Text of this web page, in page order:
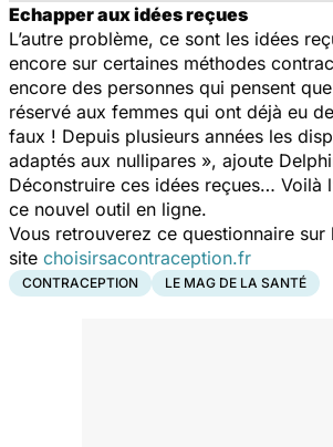
Echapper aux idées reçues
L’autre problème, ce sont les idées
encore sur certaines méthodes
encore des personnes qui pensent
réservé aux femmes qui ont déjà eu
faux ! Depuis plusieurs années les
adaptés aux nullipares », ajoute
Déconstruire ces idées reçues… Voilà
ce nouvel outil en ligne.
Vous retrouverez ce questionnaire sur
site choisirsacontraception.fr
CONTRACEPTION LE MAG DE LA SANTÉ